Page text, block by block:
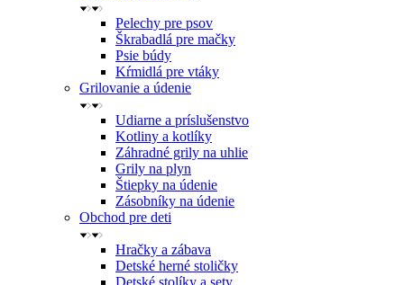
Pelechy pre psov
Škrabadlá pre mačky
Psie búdy
Kŕmidlá pre vtáky
Grilovanie a údenie
Udiarne a príslušenstvo
Kotliny a kotlíky
Záhradné grily na uhlie
Grily na plyn
Štiepky na údenie
Zásobníky na údenie
Obchod pre deti
Hračky a zábava
Detské herné stoličky
Detské stolíky a sety